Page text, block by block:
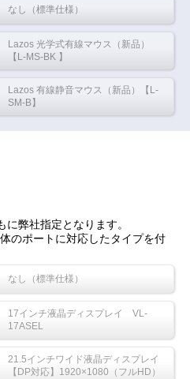
なし（標準仕様）
Lazos 光学式有線マウス（新品）
【L-MS-BK 】
Lazos 有線静音マウス（新品）【L-
SM-B】
弊社指定となります。
のポートに対応したタイプを付
なし（標準仕様）
17インチ液晶ディスプレイ VL-
17ASEL
21.5インチワイド液晶ディスプレイ
【DP対応】1920×1080（フルHD）